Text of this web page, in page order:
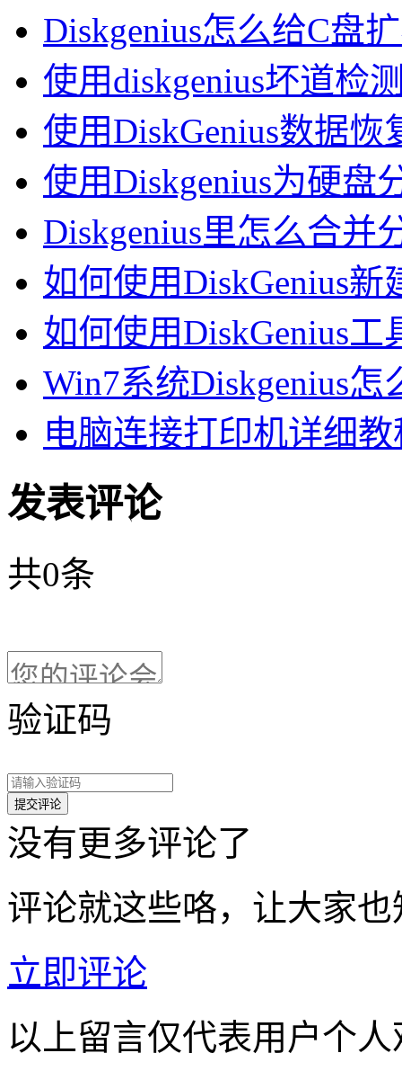
Diskgenius怎么给C盘
使用diskgenius坏道检
使用DiskGenius数据恢
使用Diskgenius为硬盘
Diskgenius里怎么合并
如何使用DiskGenius新
如何使用DiskGenius工
Win7系统Diskgenius怎
电脑连接打印机详细教
发表评论
共0条
验证码
没有更多评论了
评论就这些咯，让大家
立即评论
以上留言仅代表用户个